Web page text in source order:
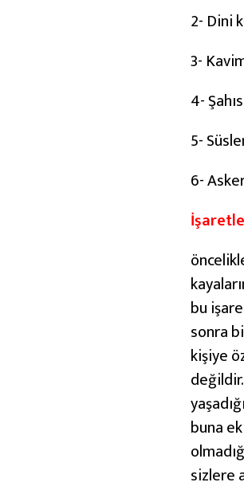
2- Dini
3-
4-
5-
6-
bu
sonra
kişiye
buna
sizlere